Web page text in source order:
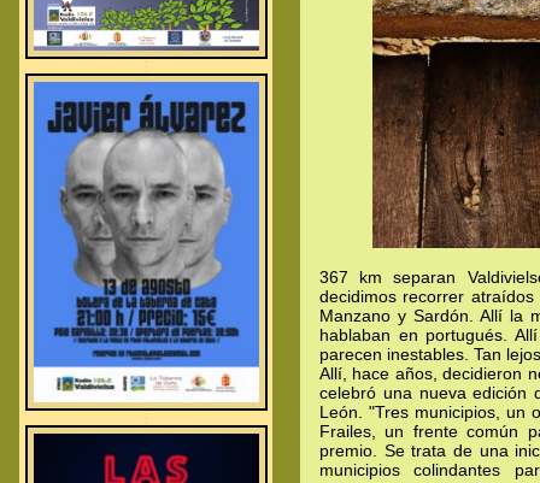
.
.
.
.
.
.
367 km separan
decidimos recorrer
Manzano y Sardón. Allí la
hablaban en portugués.
parecen inestables. Tan
Allí, hace años, decidieron
celebró una nueva edición
León. "Tres municipios, un
Frailes, un frente común
premio. Se trata de una
municipios colindantes